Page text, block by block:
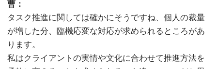
曹：
タスク推進に関しては確かにそうですね、個人の裁量
が増した分、臨機応変な対応が求められるところがあ
ります。
私はクライアントの実情や文化に合わせて推進方法を